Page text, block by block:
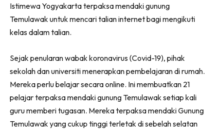
Istimewa Yogyakarta terpaksa mendaki gunung
Temulawak untuk mencari talian internet bagi mengikuti
kelas dalam talian.
Sejak penularan wabak koronavirus (Covid-19), pihak
sekolah dan universiti menerapkan pembelajaran di rumah.
Mereka perlu belajar secara online. Ini membuatkan 21
pelajar terpaksa mendaki gunung Temulawak setiap kali
guru memberi tugasan. Mereka terpaksa mendaki Gunung
Temulawak yang cukup tinggi terletak di sebelah selatan